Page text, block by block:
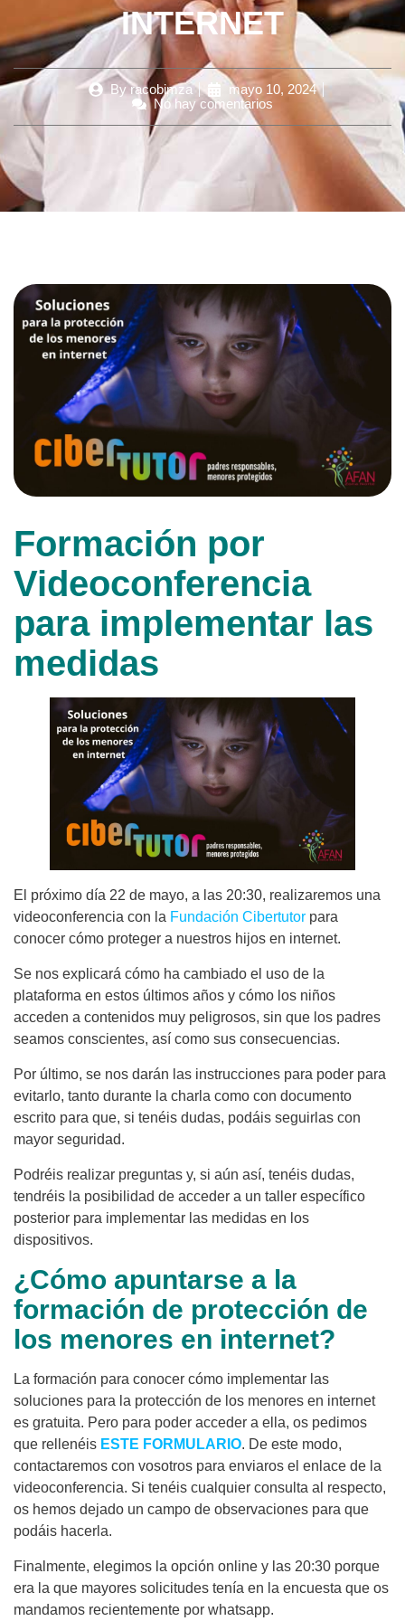
INTERNET
Byracobimza
mayo 10, 2024
No hay comentarios
Formación por
Videoconferencia
para implementar las
medidas
El próximo día 22 de mayo, a las 20:30, realizaremos una
videoconferencia con la Fundación Cibertutor para
conocer cómo proteger a nuestros hijos en internet.
Se nos explicará cómo ha cambiado el uso de la
plataforma en estos últimos años y cómo los niños
acceden a contenidos muy peligrosos, sin que los padres
seamos conscientes, así como sus consecuencias.
Por último, se nos darán las instrucciones para poder para
evitarlo, tanto durante la charla como con documento
escrito para que, si tenéis dudas, podáis seguirlas con
mayor seguridad.
Podréis realizar preguntas y, si aún así, tenéis dudas,
tendréis la posibilidad de acceder a un taller específico
posterior para implementar las medidas en los
dispositivos.
¿Cómo apuntarse a la
formación de protección de
los menores en internet?
La formación para conocer cómo implementar las
soluciones para la protección de los menores en internet
es gratuita. Pero para poder acceder a ella, os pedimos
que rellenéis ESTE FORMULARIO. De este modo,
contactaremos con vosotros para enviaros el enlace de la
videoconferencia. Si tenéis cualquier consulta al respecto,
os hemos dejado un campo de observaciones para que
podáis hacerla.
Finalmente, elegimos la opción online y las 20:30 porque
era la que mayores solicitudes tenía en la encuesta que os
mandamos recientemente por whatsapp.